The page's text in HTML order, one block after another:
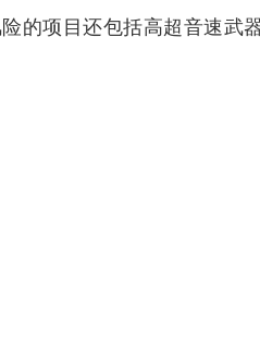
的项目还包括高超音速武